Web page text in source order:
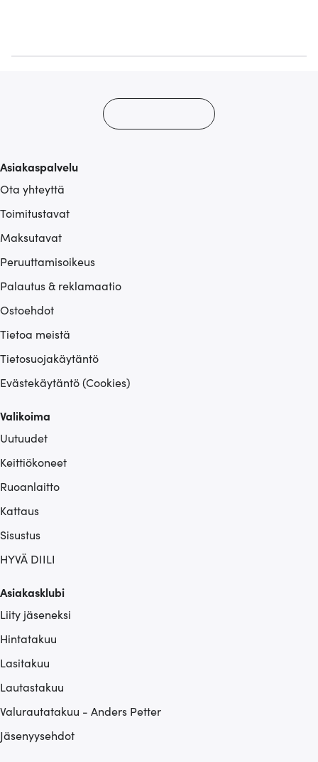
Asiakaspalvelu
Ota yhteyttä
Toimitustavat
Maksutavat
Peruuttamisoikeus
Palautus & reklamaatio
Ostoehdot
Tietoa meistä
Tietosuojakäytäntö
Evästekäytäntö (Cookies)
Valikoima
Uutuudet
Keittiökoneet
Ruoanlaitto
Kattaus
Sisustus
HYVÄ DIILI
Asiakasklubi
Liity jäseneksi
Hintatakuu
Lasitakuu
Lautastakuu
Valurautatakuu - Anders Petter
Jäsenyysehdot